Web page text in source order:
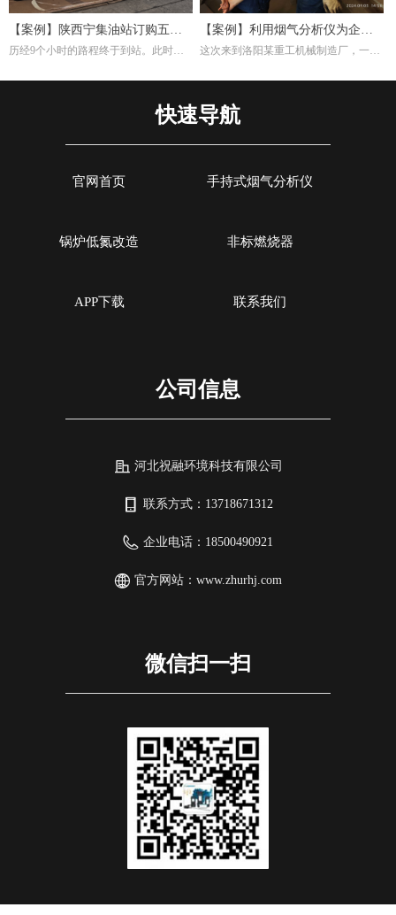
【案例】陕西宁集油站订购五台
烟气分析仪
历经9个小时的路程终于到站。此时，
次任务不单单是交付仪器，另外培训如
【案例】利用烟气分析仪为企业
调试燃烧效率
这次来到洛阳某重工机械制造厂，一是
帮助工厂现场调试煅烧热处理炉的燃烧
是注重，而节能减排重要一环就是提高
析仪来这里，并且为工厂解决这方面问
官网首页 手持式烟气分析仪
APP下载
非标燃烧器
锅炉低氮改造
联系我们
快速导航
河北祝融环境科技有限公司
联系方式： 13718671312
企业电话： 18500490921
官方网站： www.zhurhj.com
公司信息
微信扫一扫